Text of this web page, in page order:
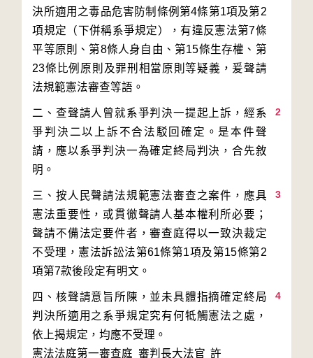
決所適用之毒品危害防制條例第4條第1項及第2
項規定（下併稱系爭規定），有違反憲法第7條
平等原則、第8條人身自由、第15條生存權、第
23條比例原則及罪刑相當原則等疑義，爰聲請
2
二、查聲請人曾就系爭判決一提起上訴，經系
爭判決二以上訴不合法駁回確定。是本件聲
請，應以系爭判決一為確定終局判決，合先敘
3
三、按人民聲請法規範憲法審查之案件，應具
憲法重要性，或貫徹聲請人基本權利所必要；
聲請不備法定要件者，審查庭得以一致決裁定
不受理，憲法訴訟法第61條第1項及第15條第2
4
四、核聲請意旨所陳，並未具體指摘確定終局
判決所適用之系爭規定究有何牴觸憲法之處，
依上揭規定，均應不受理。
憲法法庭第一審查庭 審判長大法官 許